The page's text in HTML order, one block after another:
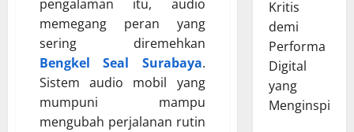
pengalaman itu, audio
memegang peran yang
sering diremehkan
Bengkel Seal Surabaya.
Sistem audio mobil yang
mumpuni mampu
mengubah perjalanan rutin
Kritis
demi
Performa
Digital
yang
Menginspirasi